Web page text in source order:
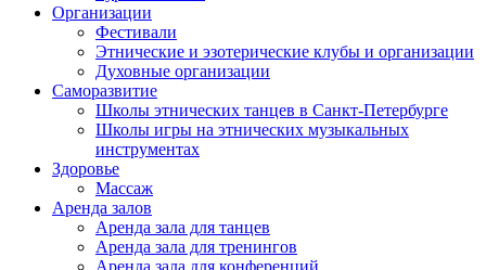
Организации
Фестивали
Этнические и эзотерические клубы и организации
Духовные организации
Саморазвитие
Школы этнических танцев в Санкт-Петербурге
Школы игры на этнических музыкальных
инструментах
Здоровье
Массаж
Аренда залов
Аренда зала для танцев
Аренда зала для тренингов
Аренда зала для конференций